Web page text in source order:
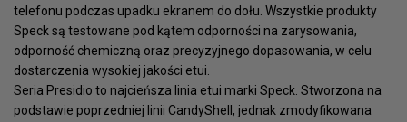
telefonu podczas upadku ekranem do dołu. Wszystkie produkty
Speck są testowane pod kątem odporności na zarysowania,
odporność chemiczną oraz precyzyjnego dopasowania, w celu
dostarczenia wysokiej jakości etui.
Seria Presidio to najcieńsza linia etui marki Speck. Stworzona na
podstawie poprzedniej linii CandyShell, jednak zmodyfikowana